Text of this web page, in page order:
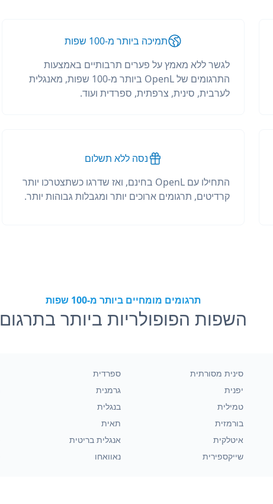
תמיכה ביותר מ-100 שפות
לגשר ללא מאמץ על פערים תרבותיים באמצעות
התרגומים של OpenL ביותר מ-100 שפות, מאנגלית
לערבית, סינית, צרפתית, ספרדית ועוד.
נסה ללא תשלום
התחילו עם OpenL בחינם, ואז שדרגו כשתצטרכו יותר
קרדיטים, תרגומים ארוכים יותר ומגבלות גבוהות יותר.
תרגומים מומחיים ביותר מ-100 שפות
השפות הפופולריות ביותר בתרגום
סינית מסורתית ספרדית
יפנית גרמנית
טמילית בנגלית
בורמזית תאית
איטלקית אנגלית בריטית
שייקספירית נאוואחו